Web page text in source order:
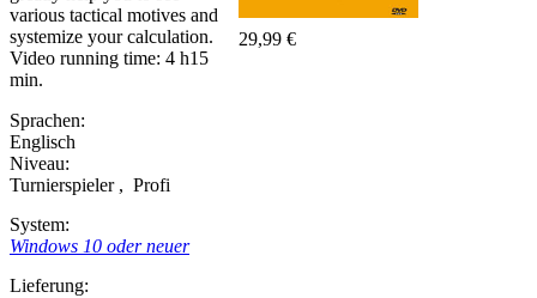
29,99 €
various tactical motives and
systemize your calculation.
Video running time: 4 h15
min.
Sprachen:
Englisch
Niveau:
Turnierspieler , Profi
System:
Windows 10 oder neuer
Lieferung: